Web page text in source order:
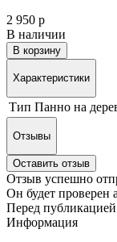
2 950 р
В наличии
В корзину
Характеристики
Тип Панно на
Отзывы
Оставить отзыв
Отзыв успешно
Он будет проверен
Перед
Информация